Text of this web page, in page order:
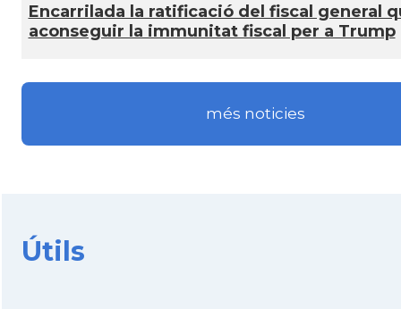
Encarrilada la ratificació del fiscal general
aconseguir la immunitat fiscal per a Trump
més noticies
Útils